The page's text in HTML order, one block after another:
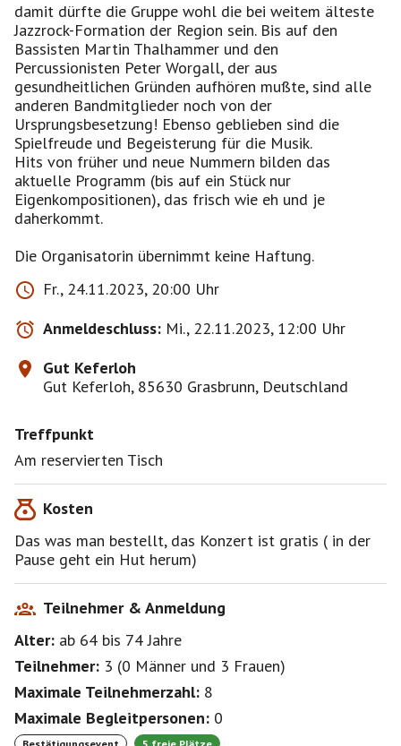
damit dürfte die Gruppe wohl die bei weitem älteste
Jazzrock-Formation der Region sein. Bis auf den
Bassisten Martin Thalhammer und den
Percussionisten Peter Worgall, der aus
gesundheitlichen Gründen aufhören mußte, sind alle
anderen Bandmitglieder noch von der
Ursprungsbesetzung! Ebenso geblieben sind die
Spielfreude und Begeisterung für die Musik.
Hits von früher und neue Nummern bilden das
aktuelle Programm (bis auf ein Stück nur
Eigenkompositionen), das frisch wie eh und je
daherkommt.
Fr., 24.11.2023, 20:00 Uhr
Anmeldeschluss: Mi., 22.11.2023, 12:00 Uhr
Gut Keferloh
Gut Keferloh, 85630 Grasbrunn, Deutschland
Treffpunkt
Am reservierten Tisch
Kosten
Das was man bestellt, das Konzert ist gratis ( in der
Pause geht ein Hut herum)
Teilnehmer & Anmeldung
Alter: ab 64 bis 74Jahre
Teilnehmer: 3 (0 Männer und 3 Frauen)
Maximale Teilnehmerzahl: 8
Maximale Begleitpersonen: 0
Bestätigungsevent 5 freie Plätze